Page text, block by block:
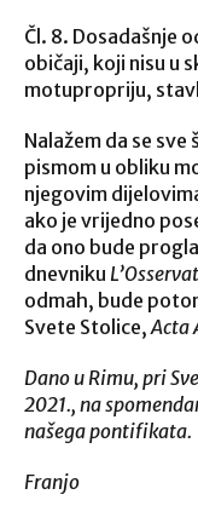
Čl. 8. Dosadašnje
običaji, koji nisu u
motupropriju,
Nalažem da se
pismom u obliku
njegovim
ako je vrijedno
da ono bude
dnevniku
odmah, bude
Svete Stolice,Acta
Dano u Rimu, pri
2021., na
našega pontifikata.
Franjo